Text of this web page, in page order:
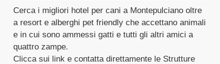
Cerca i migliori hotel per cani a Montepulciano oltre
a resort e alberghi pet friendly che accettano animali
e in cui sono ammessi gatti e tutti gli altri amici a
quattro zampe.
Clicca sui link e contatta direttamente le Strutture